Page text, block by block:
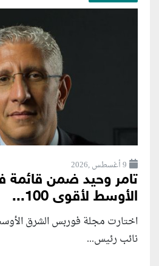
9 أغسطس ,2026
تامر وحيد ضمن
الأوسط لأقوى 100...
اختارت مجلة فوربس الشرق
نائب رئيس...